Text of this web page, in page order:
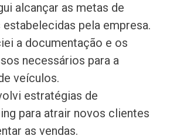
alcançar as metas de
estabelecidas pela empresa.
a documentação e os
necessários para a
veículos.
estratégias de
para atrair novos clientes
as vendas.